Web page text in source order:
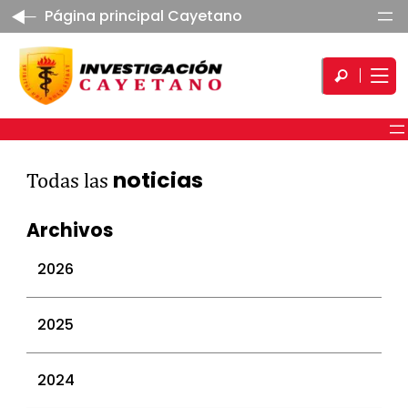
Página principal Cayetano
Todas las noticias
Archivos
2026
julio 2026
mayo 2026
2025
diciembre 2025
2024